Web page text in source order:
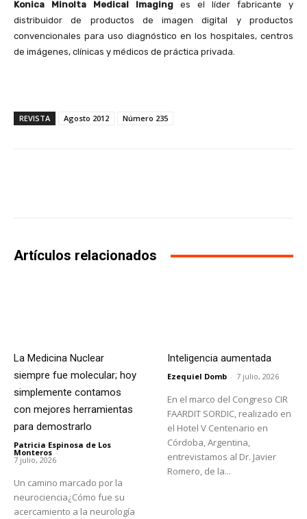
Konica Minolta Medical Imaging es el líder fabricante y
distribuidor de productos de imagen digital y productos
convencionales para uso diagnóstico en los hospitales, centros
de imágenes, clínicas y médicos de práctica privada.
REVISTA Agosto 2012 Número 235
Artículos relacionados
La Medicina Nuclear
siempre fue molecular; hoy
simplemente contamos
con mejores herramientas
para demostrarlo
Patricia Espinosa de Los
Monteros -
7 julio, 2026
Un camino marcado por la
neurociencia¿Cómo fue su
acercamiento a la neurología
Inteligencia aumentada
Ezequiel Domb - 7 julio, 2026
En el marco del Congreso CIR
FAARDIT SORDIC, realizado en
el Hotel V Centenario en
Córdoba, Argentina,
entrevistamos al Dr. Javier
Romero, de la...